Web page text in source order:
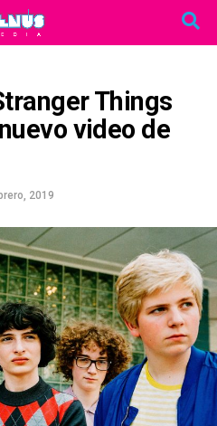
Things
video de
2019